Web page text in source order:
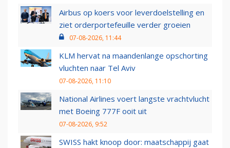
Airbus op koers voor leverdoelstelling en
ziet orderportefeuille verder groeien
07-08-2026, 11:44
KLM hervat na maandenlange opschorting
vluchten naar Tel Aviv
07-08-2026, 11:10
National Airlines voert langste vrachtvlucht
met Boeing 777F ooit uit
07-08-2026, 9:52
SWISS hakt knoop door: maatschappij gaat